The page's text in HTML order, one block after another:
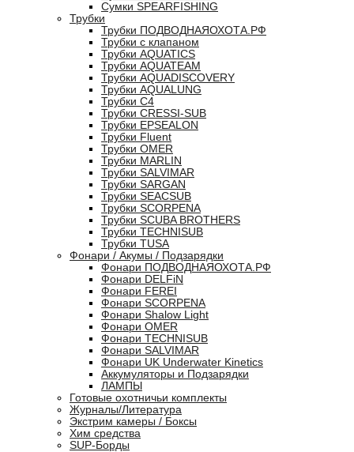
Сумки SPEARFISHING
Трубки
Трубки ПОДВОДНАЯОХОТА.РФ
Трубки с клапаном
Трубки AQUATICS
Трубки AQUATEAM
Трубки AQUADISCOVERY
Трубки AQUALUNG
Трубки C4
Трубки CRESSI-SUB
Трубки EPSEALON
Трубки Fluent
Трубки OMER
Трубки MARLIN
Трубки SALVIMAR
Трубки SARGAN
Трубки SEACSUB
Трубки SCORPENA
Трубки SCUBA BROTHERS
Трубки TECHNISUB
Трубки TUSA
Фонари / Акумы / Подзарядки
Фонари ПОДВОДНАЯОХОТА.РФ
Фонари DELFiN
Фонари FEREI
Фонари SCORPENA
Фонари Shalow Light
Фонари OMER
Фонари TECHNISUB
Фонари SALVIMAR
Фонари UK Underwater Kinetics
Аккумуляторы и Подзарядки
ЛАМПЫ
Готовые охотничьи комплекты
Журналы/Литература
Экстрим камеры / Боксы
Хим средства
SUP-Борды